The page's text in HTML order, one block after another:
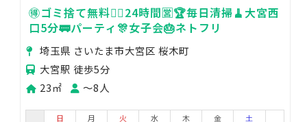
🉐ゴミ捨て無料🙆‍♀️24時間🈺🏆毎日清掃🧹大宮西
口5分🚃パーティ🎊女子会🎂ネトフリ
埼玉県 さいたま市大宮区 桜木町
大宮駅 徒歩5分
23㎡
〜8人
日
月
火
水
木
金
土